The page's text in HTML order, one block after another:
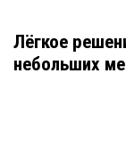
Лёгкое
небольших